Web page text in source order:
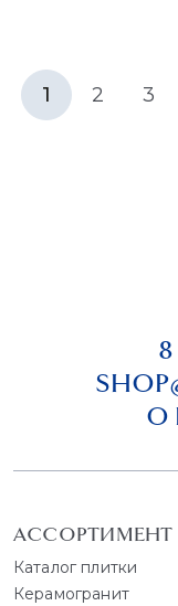
1 2 3
О
АССОРТИМЕНТ
Каталог плитки
Керамогранит